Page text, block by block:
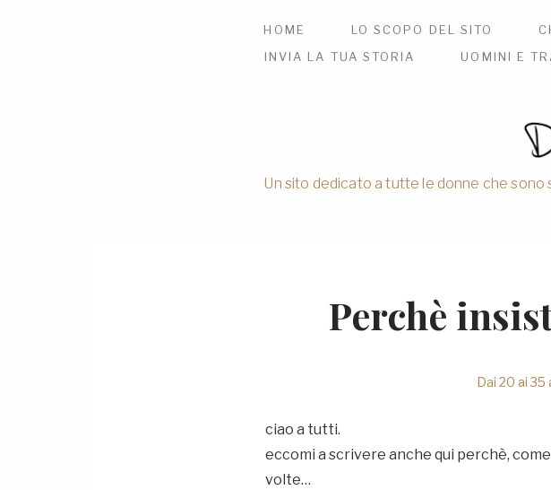
HOME LO SCOPO DEL SITO
INVIA LA TUA STORIA
UOMINI E
Un sito dedicato a tutte le donne che sono
Perchè
Dai 20 ai 35
ciao a tutti.
eccomi a scrivere anche qui perchè,
volte…